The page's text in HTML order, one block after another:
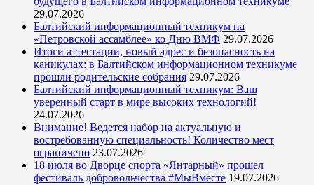
29.07.2026
Балтийский информационный техникум на
«Петровской ассамблее» ко Дню ВМФ 29.07.2026
Итоги аттестации, новый адрес и безопасность на
каникулах: в Балтийском информационном техникуме
прошли родительские собрания 29.07.2026
Балтийский информационный техникум: Ваш
уверенный старт в мире высоких технологий!
24.07.2026
Внимание! Ведется набор на актуальную и
востребованную специальность! Количество мест
ограничено 23.07.2026
18 июля во Дворце спорта «Янтарный» прошел
фестиваль добровольчества #МыВместе 19.07.2026